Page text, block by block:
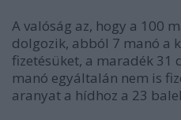
A valóság az, hogy a 100
dolgozik, abból 7 manó a
fizetésüket, a maradék 31
manó egyáltalán nem is
aranyat a hídhoz a 23